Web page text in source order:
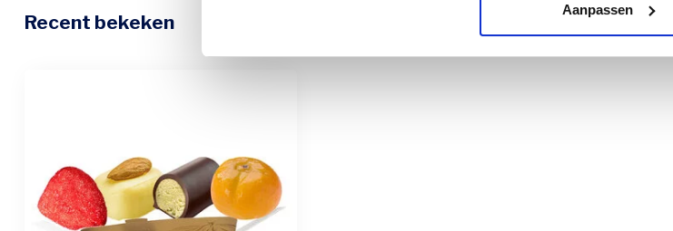
Aanpassen
Recent bekeken